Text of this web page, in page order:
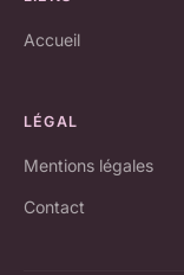
Accueil
LÉGAL
Mentions légales
Contact